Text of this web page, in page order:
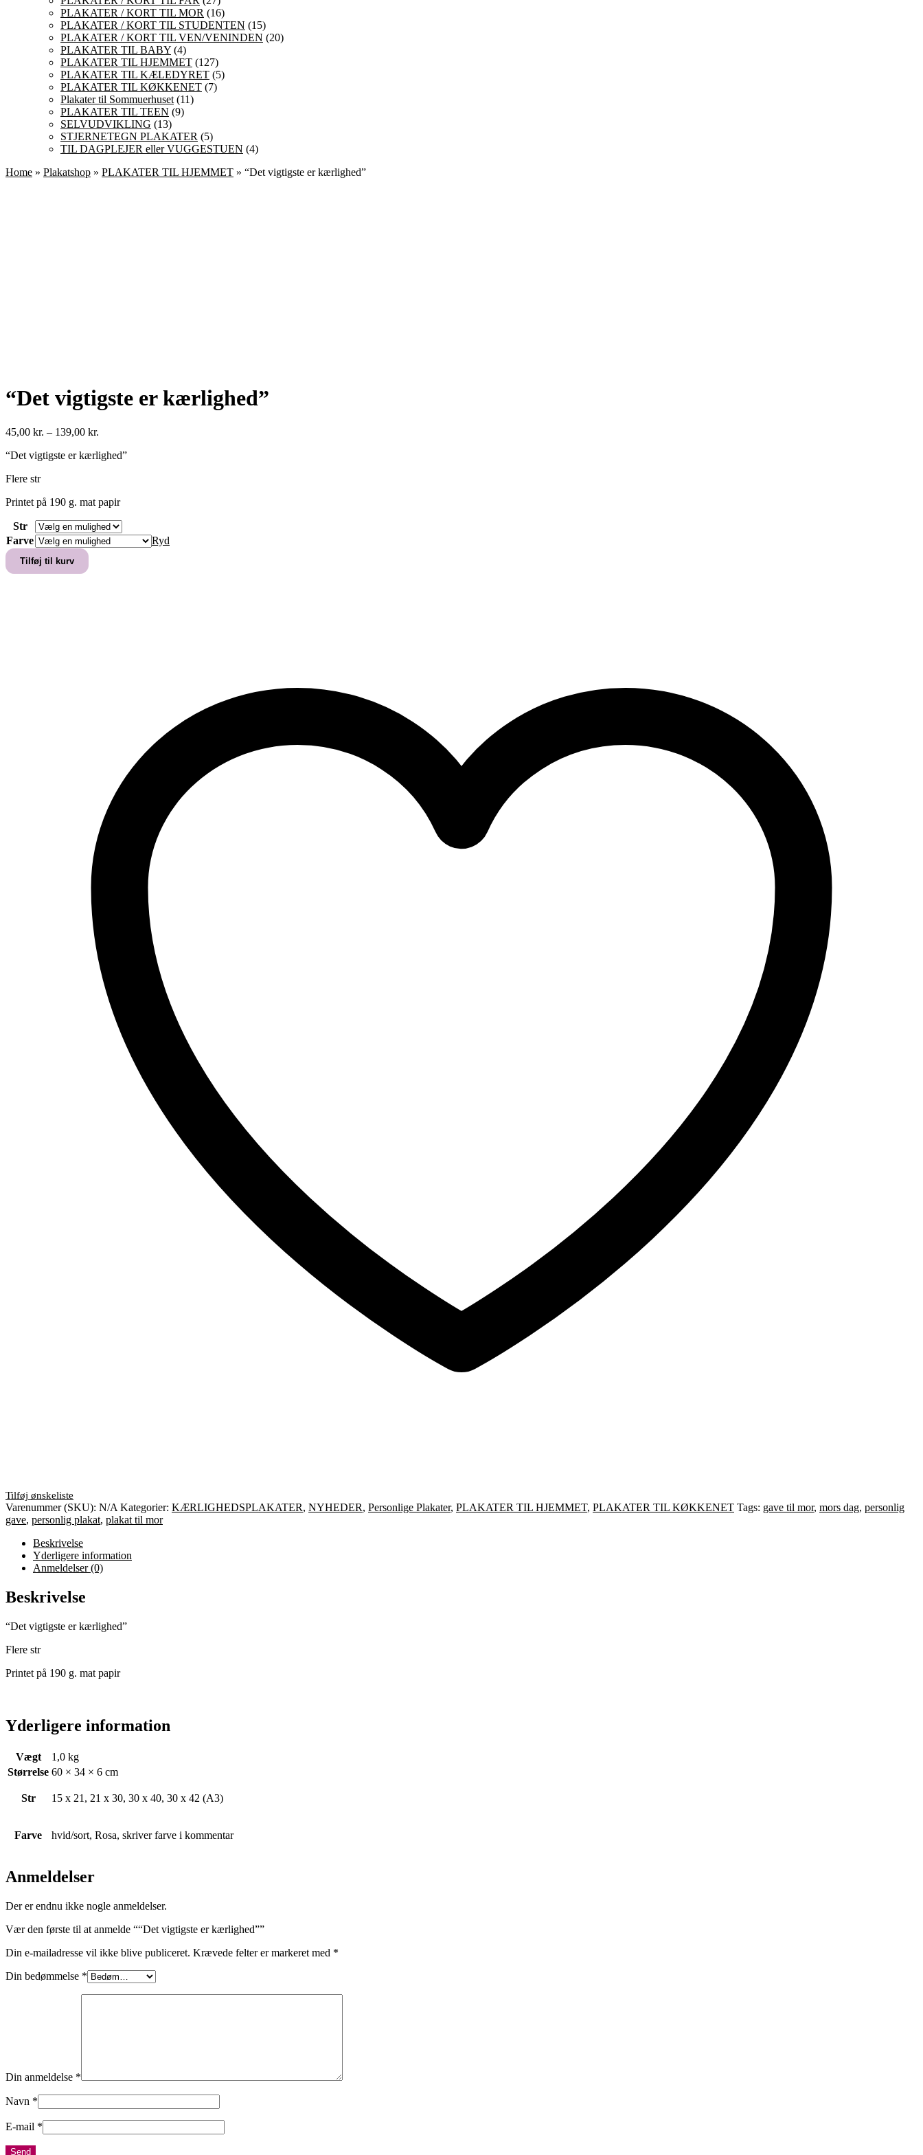
PLAKATER / KORT TIL MOR (16)
PLAKATER / KORT TIL STUDENTEN (15)
PLAKATER / KORT TIL VEN/VENINDEN (20)
PLAKATER TIL BABY (4)
PLAKATER TIL HJEMMET (127)
PLAKATER TIL KÆLEDYRET (5)
PLAKATER TIL KØKKENET (7)
Plakater til Sommuerhuset (11)
PLAKATER TIL TEEN (9)
SELVUDVIKLING (13)
STJERNETEGN PLAKATER (5)
TIL DAGPLEJER eller VUGGESTUEN (4)
Home » Plakatshop » PLAKATER TIL HJEMMET » “Det vigtigste er kærlighed”
“Det vigtigste er kærlighed”
45,00 kr. – 139,00 kr.
til
“Det vigtigste er kærlighed”
Flere str
Printet på 190 g. mat papir
Str
Farve
Ryd
"Det
vigtigste
Tilføj til kurv
Varenummer (SKU): N/A Kategorier: KÆRLIGHEDSPLAKATER, NYHEDER, Personlige Plakater, PLAKATER TIL HJEMMET, PLAKATER TIL KØKKENET Tags: gave til mor, mors dag, personlig
gave, personlig plakat, plakat til mor
Beskrivelse
Yderligere information
Anmeldelser (0)
Beskrivelse
“Det vigtigste er kærlighed”
Flere str
Printet på 190 g. mat papir
Yderligere information
Vægt
1,0 kg
Størrelse 60 × 34 × 6 cm
Str 15 x 21, 21 x 30, 30 x 40, 30 x 42 (A3)
Farve hvid/sort, Rosa, skriver farve i kommentar
Anmeldelser
Der er endnu ikke nogle anmeldelser.
Vær den første til at anmelde ““Det vigtigste er kærlighed””
Din e-mailadresse vil ikke blive publiceret. Krævede felter er markeret med *
Din bedømmelse *
Din anmeldelse *
Navn *
E-mail *